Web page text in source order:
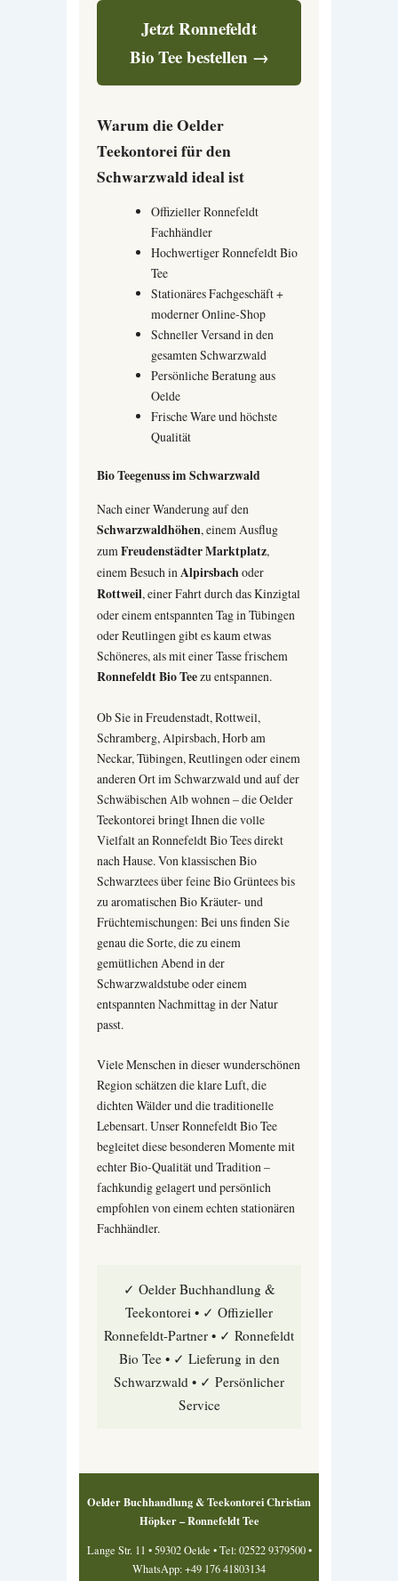
Jetzt Ronnefeldt
Bio Tee bestellen →
Warum die Oelder
Teekontorei für den
Schwarzwald ideal ist
Offizieller Ronnefeldt
Fachhändler
Hochwertiger Ronnefeldt Bio
Tee
Stationäres Fachgeschäft +
moderner Online-Shop
Schneller Versand in den
gesamten Schwarzwald
Persönliche Beratung aus
Oelde
Frische Ware und höchste
Qualität
Bio Teegenuss im Schwarzwald
Nach einer Wanderung auf den
Schwarzwaldhöhen, einem Ausflug
zumFreudenstädter Marktplatz,
einem Besuch inAlpirsbachoder
Rottweil, einer Fahrt durch das Kinzigtal
oder einem entspannten Tag in Tübingen
oder Reutlingen gibt es kaum etwas
Schöneres, als mit einer Tasse frischem
Ronnefeldt Bio Teezu entspannen.
Ob Sie in Freudenstadt, Rottweil,
Schramberg, Alpirsbach, Horb am
Neckar, Tübingen, Reutlingen oder einem
anderen Ort im Schwarzwald und auf der
Schwäbischen Alb wohnen – die Oelder
Teekontorei bringt Ihnen die volle
Vielfalt an Ronnefeldt Bio Tees direkt
nach Hause. Von klassischen Bio
Schwarztees über feine Bio Grüntees bis
zu aromatischen Bio Kräuter- und
Früchtemischungen: Bei uns finden Sie
genau die Sorte, die zu einem
gemütlichen Abend in der
Schwarzwaldstube oder einem
entspannten Nachmittag in der Natur
passt.
Viele Menschen in dieser wunderschönen
Region schätzen die klare Luft, die
dichten Wälder und die traditionelle
Lebensart. Unser Ronnefeldt Bio Tee
begleitet diese besonderen Momente mit
echter Bio-Qualität und Tradition –
fachkundig gelagert und persönlich
empfohlen von einem echten stationären
Fachhändler.
✓ Oelder Buchhandlung &
Teekontorei • ✓ Offizieller
Ronnefeldt-Partner • ✓ Ronnefeldt
Bio Tee • ✓ Lieferung in den
Schwarzwald • ✓ Persönlicher
Service
Oelder Buchhandlung & Teekontorei Christian
Höpker – Ronnefeldt Tee
Lange Str. 11 • 59302 Oelde • Tel: 02522 9379500 •
WhatsApp: +49 176 41803134